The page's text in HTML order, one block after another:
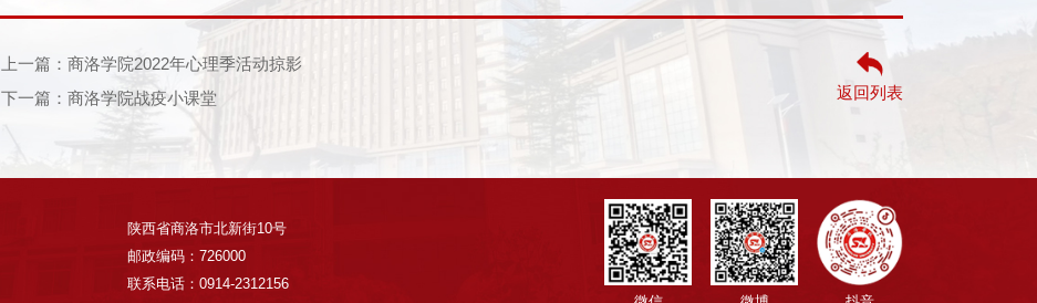
上一篇：商洛学院2022年心理季活动掠影
下一篇：商洛学院战疫小课堂
返回列表
陕西省商洛市北新街10号
邮政编码：726000
联系电话：0914-2312156